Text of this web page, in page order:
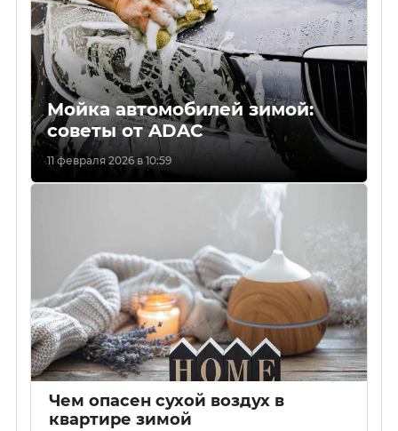
Мойка автомобилей зимой:
советы от ADAC
11 февраля 2026 в 10:59
Чем опасен сухой воздух в
квартире зимой